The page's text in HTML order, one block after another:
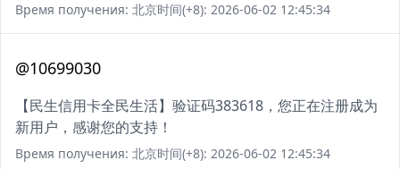
Время получения: 北京时间(+8): 2026-06-02 12:45:34
@10699030
【民生信用卡全民生活】验证码383618，您正在注册成为
新用户，感谢您的支持！
Время получения: 北京时间(+8): 2026-06-02 12:45:34